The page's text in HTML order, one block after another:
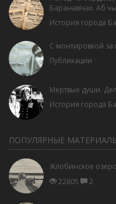
Баранавічах. Аб
История города
С монтировкой
Публикации
Мертвые души.
История города
ПОПУЛЯРНЫЕ
Жлобинское озеро
22805
2